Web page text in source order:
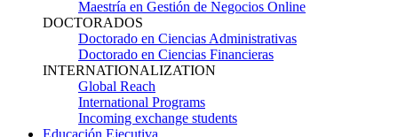
Maestría en Gestión de Negocios Online
DOCTORADOS
Doctorado en Ciencias Administrativas
Doctorado en Ciencias Financieras
INTERNATIONALIZATION
Global Reach
International Programs
Incoming exchange students
Educación Ejecutiva